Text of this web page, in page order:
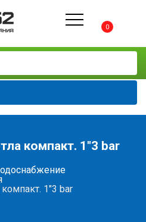
0
компакт. 1"3 bar
компакт. 1"3 bar